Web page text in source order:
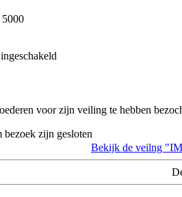
voor zijn veiling te hebben
bezoek zijn gesloten
Bekijk de veilng